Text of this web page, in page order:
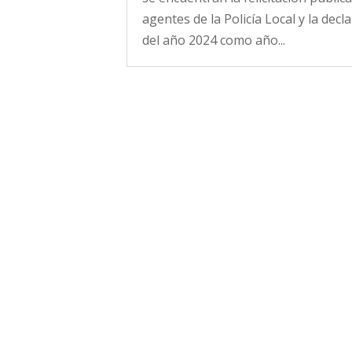
agentes de la Policía Local y la
del año 2024 como año...